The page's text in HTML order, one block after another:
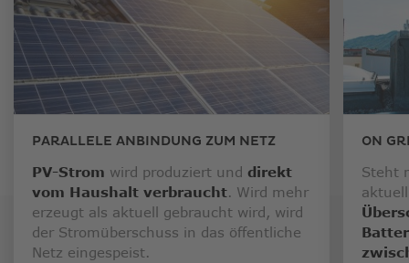
PARALLELE ANBINDUNG ZUM NETZ
PV-Strom wird produziert und direkt
vom Haushalt verbraucht. Wird mehr
erzeugt als aktuell gebraucht wird, wird
der Stromüberschuss in das öffentliche
Netz eingespeist.
ON
Steht